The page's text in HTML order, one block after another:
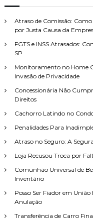
i
a
s
d
a
t
:
O
Q
u
V
o
P
e
u
s
r
o
:
Atraso de Comissão:
por Justa Causa da
FGTS e INSS Atrasados:
SP
Monitoramento no Home
Invasão de Privacidade
Concessionária Não
Direitos
Cachorro Latindo no
Penalidades Para
Atraso no Seguro: A
Loja Recusou Troca por
Comunhão Universal de
Inventário
Posso Ser Fiador em
Anulação
Transferência de Carro